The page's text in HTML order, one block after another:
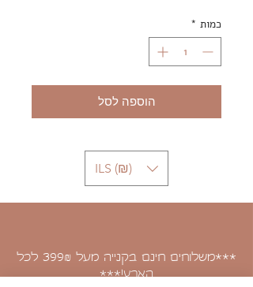
כמות *
הוספה לסל
ILS (₪)
***משלוחים חינם בקנייה מעל 399 ₪
לכל
הארץ!***